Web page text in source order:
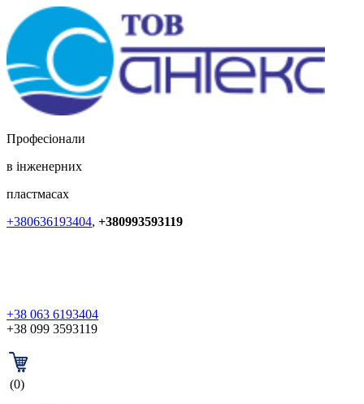
Професіонали
в інженерних
пластмасах
+380636193404, +380993593119
+38 063 6193404
+38 099 3593119
(0)